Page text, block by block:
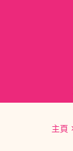
主頁